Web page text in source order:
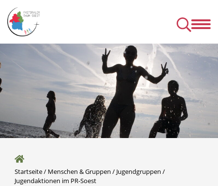
& Einrichtungen
&
Startseite/ Menschen & Gruppen / Jugendgruppen /
Jugendaktionen im PR-Soest